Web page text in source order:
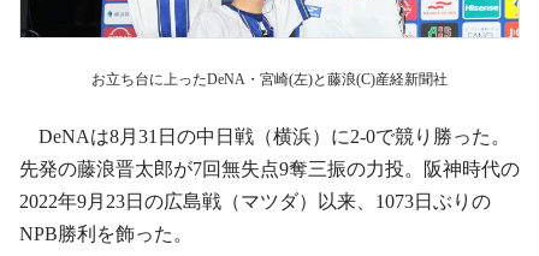
お立ち台に上ったDeNA・宮崎(左)と藤浪(C)産経新聞社
DeNAは8月31日の中日戦（横浜）に2-0で競り勝った。
先発の藤浪晋太郎が7回無失点9奪三振の力投。阪神時代の
2022年9月23日の広島戦（マツダ）以来、1073日ぶりの
NPB勝利を飾った。